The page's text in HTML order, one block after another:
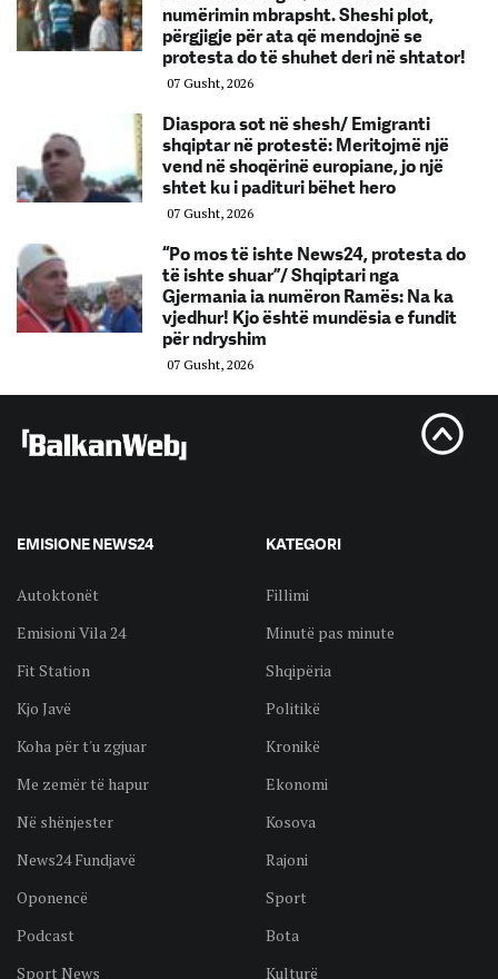
numërimin mbrapsht. Sheshi plot,
përgjigje për ata që mendojnë se
protesta do të shuhet deri në shtator!
07 Gusht, 2026
Diaspora sot në shesh/ Emigranti
shqiptar në protestë: Meritojmë një
vend në shoqërinë europiane, jo një
shtet ku i padituri bëhet hero
07 Gusht, 2026
“Po mos të ishte News24, protesta do
të ishte shuar”/ Shqiptari nga
Gjermania ia numëron Ramës: Na ka
vjedhur! Kjo është mundësia e fundit
për ndryshim
07 Gusht, 2026
EMISIONE NEWS24
Autoktonët
Emisioni Vila 24
Fit Station
Kjo Javë
Koha për t'u zgjuar
Me zemër të hapur
Në shënjester
News24 Fundjavë
Oponencë
Podcast
Sport News
KATEGORI
Fillimi
Minutë pas minute
Shqipëria
Politikë
Kronikë
Ekonomi
Kosova
Rajoni
Sport
Bota
Kulturë